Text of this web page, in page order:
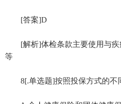
[答案]D
[解析]体检条款主要使用与疾
等
8[.单选题]按照投保方式的不